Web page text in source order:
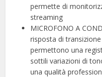
permette di
streaming
MICROFONO A
risposta di
permettono una
sottili variazioni di
una qualità